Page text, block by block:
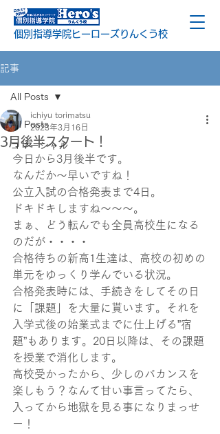
個別指導学院ヒーローズりんくう校
記事
All Posts
コマーシャル
All Posts
3月後半スタート！
ichiyu torimatsu
2023年3月16日
今日から3月後半です。
なんだか～早いですね！
公立入試の合格発表まで4日。
ドキドキしますね～～～。
まぁ、どう転んでも全員高校生になる
のだが・・・・
合格待ちの新高1生達は、高校の初めの
単元をゆっくり学んでいる状況。
合格発表時には、手続きをしてその日
に「課題」を大量に貰います。それを
入学式後の始業式までに仕上げる”宿
題”もあります。20日以降は、その課題
を授業で消化します。
高校受かったから、少しのバカンスを
楽しもう？なんて甘い事言ってたら、
入ってから地獄を見る事になりまっせ
ー！